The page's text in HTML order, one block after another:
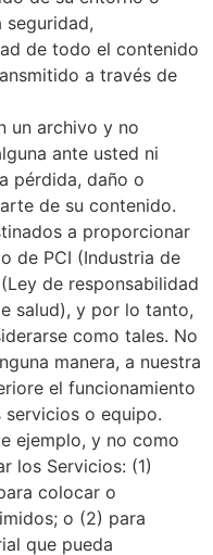
de todo el contenido
a través de
un archivo y no
ante usted ni
pérdida, daño o
de su contenido.
a proporcionar
de PCI (Industria de
de responsabilidad
salud), y por lo tanto,
como tales. No
manera, a nuestra
el funcionamiento
o equipo.
ejemplo, y no como
los Servicios: (1)
colocar o
o (2) para
que pueda